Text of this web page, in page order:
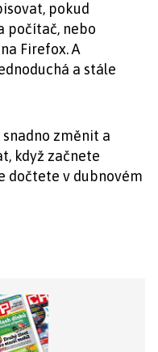
pokud
počítač, nebo
Firefox. A
a stále
změnit a
když začnete
dočtete v dubnovém